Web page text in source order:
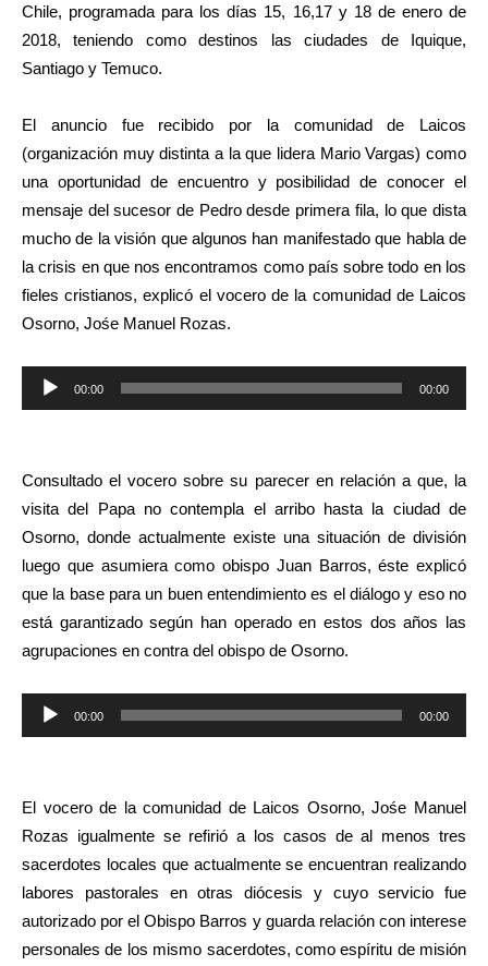
Chile, programada para los días 15, 16,17 y 18 de enero de
2018, teniendo como destinos las ciudades de Iquique,
Santiago y Temuco.
El anuncio fue recibido por la comunidad de Laicos
(organización muy distinta a la que lidera Mario Vargas) como
una oportunidad de encuentro y posibilidad de conocer el
mensaje del sucesor de Pedro desde primera fila, lo que dista
mucho de la visión que algunos han manifestado que habla de
la crisis en que nos encontramos como país sobre todo en los
fieles cristianos, explicó el vocero de la comunidad de Laicos
Osorno, Jośe Manuel Rozas.
Reproductor
de
00:00 00:00
Consultado el vocero sobre su parecer en relación a que, la
visita del Papa no contempla el arribo hasta la ciudad de
Osorno, donde actualmente existe una situación de división
luego que asumiera como obispo Juan Barros, éste explicó
que la base para un buen entendimiento es el diálogo y eso no
está garantizado según han operado en estos dos años las
agrupaciones en contra del obispo de Osorno.
Reproductor
de
00:00 00:00
El vocero de la comunidad de Laicos Osorno, Jośe Manuel
Rozas igualmente se refirió a los casos de al menos tres
sacerdotes locales que actualmente se encuentran realizando
labores pastorales en otras diócesis y cuyo servicio fue
autorizado por el Obispo Barros y guarda relación con interese
personales de los mismo sacerdotes, como espíritu de misión